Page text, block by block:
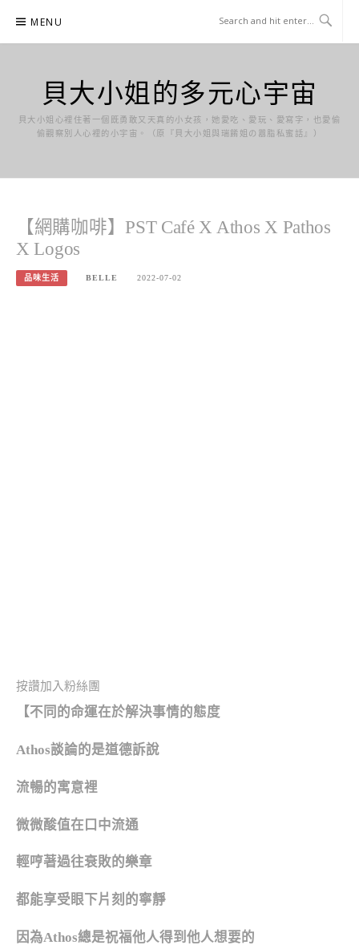
content
MENU
貝大小姐的多元心宇宙
貝大小姐心裡住著一個既勇敢又天真的小女孩，她愛吃、愛玩、愛寫字，也愛偷
偷觀察別人心裡的小宇宙。（原『貝大小姐與瑞餚姐の囂脂私蜜話』）
【網購咖啡】PST Café X Athos X Pathos
X Logos
品味生活 BELLE 2022-07-02
按讚加入粉絲團
【不同的命運在於解決事情的態度
Athos談論的是道德訴說
流暢的寓意裡
微微酸值在口中流通
輕哼著過往衰敗的樂章
都能享受眼下片刻的寧靜
因為Athos總是祝福他人得到他人想要的